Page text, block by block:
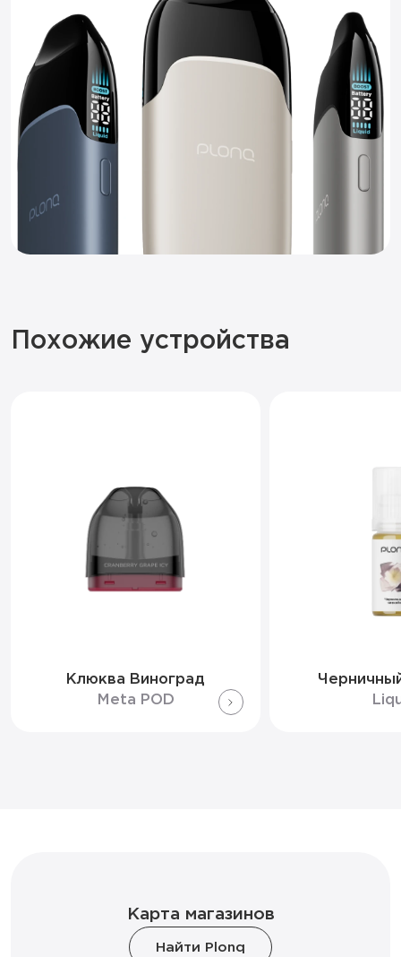
Похожие устройства
Клюква Виноград
Meta POD
Карта магазинов
Найти Plonq